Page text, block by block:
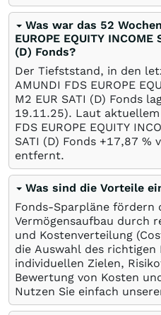
Was war das 52
EUROPE EQUITY
(D) Fonds?
Der Tiefststand, in den
AMUNDI FDS EUROPE
M2 EUR SATI (D) Fonds
19.11.25). Laut aktuellem
FDS EUROPE EQUITY
SATI (D) Fonds +17,87 %
entfernt.
Was sind die Vorteile
Fonds-Sparpläne fördern
Vermögensaufbau durch
und Kostenverteilung
die Auswahl des richtigen
individuellen Zielen,
Bewertung von Kosten
Nutzen Sie einfach